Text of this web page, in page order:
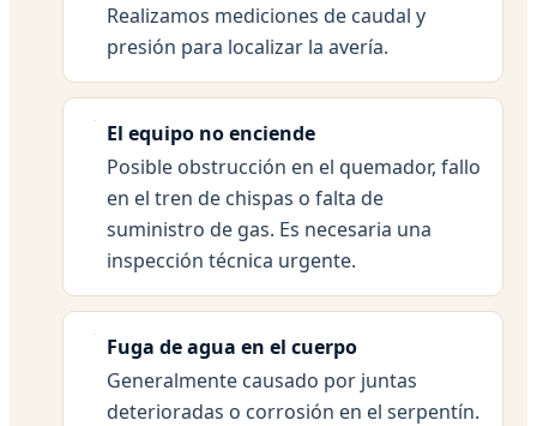
Realizamos mediciones de caudal y
presión para localizar la avería.
El equipo no enciende
Posible obstrucción en el quemador, fallo
en el tren de chispas o falta de
suministro de gas. Es necesaria una
inspección técnica urgente.
Fuga de agua en el cuerpo
Generalmente causado por juntas
deterioradas o corrosión en el serpentín.